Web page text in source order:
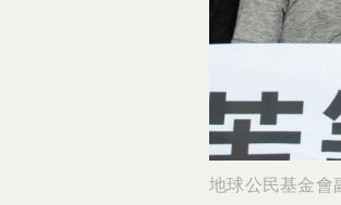
地球公民基金會